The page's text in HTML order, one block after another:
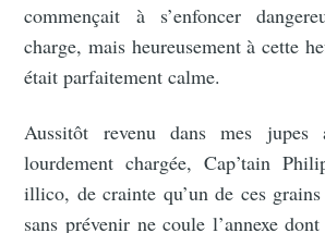
commençait à s’enfoncer
charge, mais heureusement à cette
était parfaitement calme.
Aussitôt revenu dans mes jupes
lourdement chargée, Cap’tain
illico, de crainte qu’un de ces
sans prévenir ne coule l’annexe